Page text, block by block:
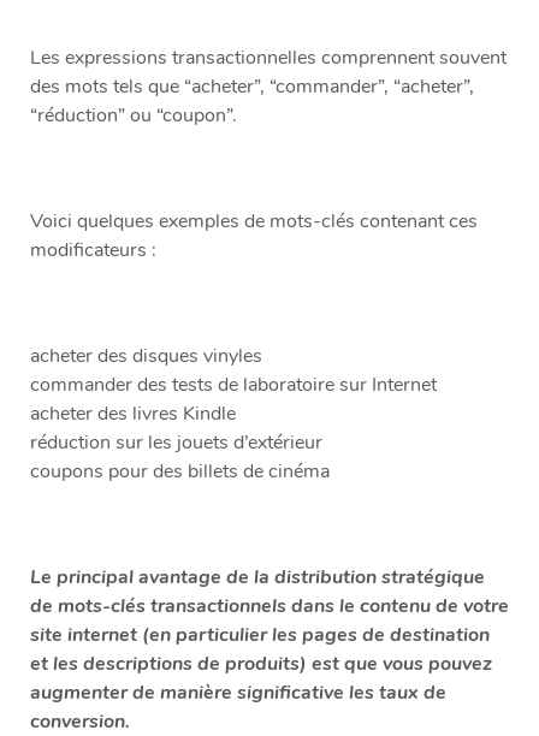
Les expressions transactionnelles comprennent souvent
des mots tels que “acheter”, “commander”, “acheter”,
“réduction” ou “coupon”.
Voici quelques exemples de mots-clés contenant ces
modificateurs :
acheter des disques vinyles
commander des tests de laboratoire sur Internet
acheter des livres Kindle
réduction sur les jouets d’extérieur
coupons pour des billets de cinéma
Le principal avantage de la distribution stratégique
de mots-clés transactionnels dans le contenu de votre
site internet (en particulier les pages de destination
et les descriptions de produits) est que vous pouvez
augmenter de manière significative les taux de
conversion.